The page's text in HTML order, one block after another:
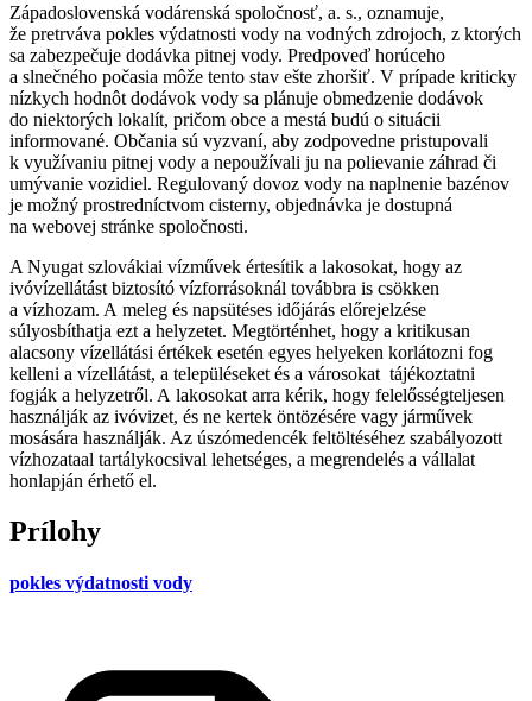
Západoslovenská vodárenská spoločnosť, a. s., oznamuje,
že pretrváva pokles výdatnosti vody na vodných zdrojoch, z ktorých
sa zabezpečuje dodávka pitnej vody. Predpoveď horúceho
a slnečného počasia môže tento stav ešte zhoršiť. V prípade kriticky
nízkych hodnôt dodávok vody sa plánuje obmedzenie dodávok
do niektorých lokalít, pričom obce a mestá budú o situácii
informované. Občania sú vyzvaní, aby zodpovedne pristupovali
k využívaniu pitnej vody a nepoužívali ju na polievanie záhrad či
umývanie vozidiel. Regulovaný dovoz vody na naplnenie bazénov
je možný prostredníctvom cisterny, objednávka je dostupná
na webovej stránke spoločnosti.
A Nyugat szlovákiai vízművek értesítik a lakosokat, hogy az
ivóvízellátást biztosító vízforrásoknál továbbra is csökken
a vízhozam. A meleg és napsütéses időjárás előrejelzése
súlyosbíthatja ezt a helyzetet. Megtörténhet, hogy a kritikusan
alacsony vízellátási értékek esetén egyes helyeken korlátozni fog
kelleni a vízellátást, a településeket és a városokat tájékoztatni
fogják a helyzetről. A lakosokat arra kérik, hogy felelősségteljesen
használják az ivóvizet, és ne kertek öntözésére vagy járművek
mosására használják. Az úszómedencék feltöltéséhez szabályozott
vízhozataal tartálykocsival lehetséges, a megrendelés a vállalat
honlapján érhető el.
Prílohy
pokles výdatnosti vody